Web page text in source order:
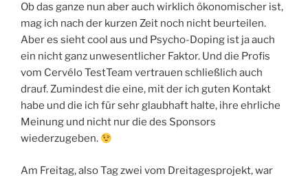
Ob das ganze nun aber auch wirklich ökonomischer ist,
mag ich nach der kurzen Zeit noch nicht beurteilen.
Aber es sieht cool aus und Psycho-Doping ist ja auch
ein nicht ganz unwesentlicher Faktor. Und die Profis
vom Cervélo TestTeam vertrauen schließlich auch
drauf. Zumindest die eine, mit der ich guten Kontakt
habe und die ich für sehr glaubhaft halte, ihre ehrliche
Meinung und nicht nur die des Sponsors
wiederzugeben.
Am Freitag, also Tag zwei vom Dreitagesprojekt, war